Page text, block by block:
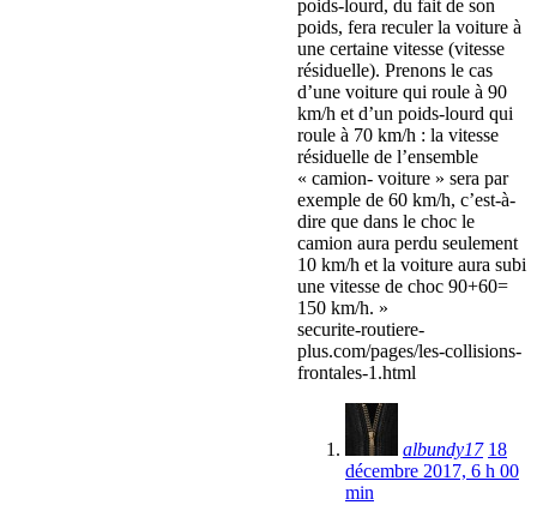
poids-lourd, du fait de son
poids, fera reculer la voiture à
une certaine vitesse (vitesse
résiduelle). Prenons le cas
d’une voiture qui roule à 90
km/h et d’un poids-lourd qui
roule à 70 km/h : la vitesse
résiduelle de l’ensemble
« camion- voiture » sera par
exemple de 60 km/h, c’est-à-
dire que dans le choc le
camion aura perdu seulement
10 km/h et la voiture aura subi
une vitesse de choc 90+60=
150 km/h. »
securite-routiere-
plus.com/pages/les-collisions-
frontales-1.html
albundy17 18
décembre 2017, 6 h 00
min